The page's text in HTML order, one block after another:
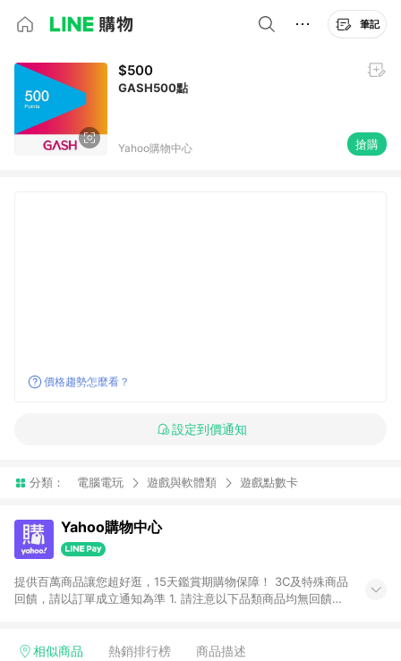
筆記
$500
GASH500點
Yahoo購物中心 搶購
價格趨勢怎麼看？
設定到價通知
分類： 電腦電玩 遊戲與軟體類 遊戲點數卡
Yahoo購物中心
提供百萬商品讓您超好逛，15天鑑賞期購物保障！ 3C及特殊商品
回饋，請以訂單成立通知為準 1. 請注意以下品類商品均無回饋：
電玩/遊戲/相機/單眼/鏡頭/拍立得 [2024/6/1起適用] -內接硬
相似商品 熱銷排行榜 商品描述